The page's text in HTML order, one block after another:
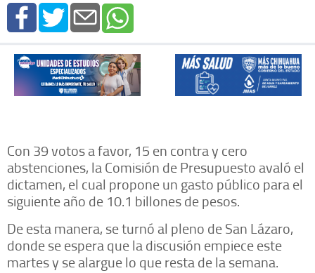
Con 39 votos a favor, 15 en contra y cero
abstenciones, la Comisión de Presupuesto avaló el
dictamen, el cual propone un gasto público para el
siguiente año de 10.1 billones de pesos.
De esta manera, se turnó al pleno de San Lázaro,
donde se espera que la discusión empiece este
martes y se alargue lo que resta de la semana.